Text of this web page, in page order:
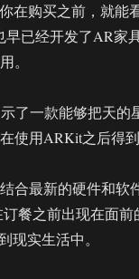
在购买之前，就能
早已经开发了AR家
。
了一款能够把天
使用ARKit之后得到
合最新的硬件和软
餐之前出现在面
现实生活中。